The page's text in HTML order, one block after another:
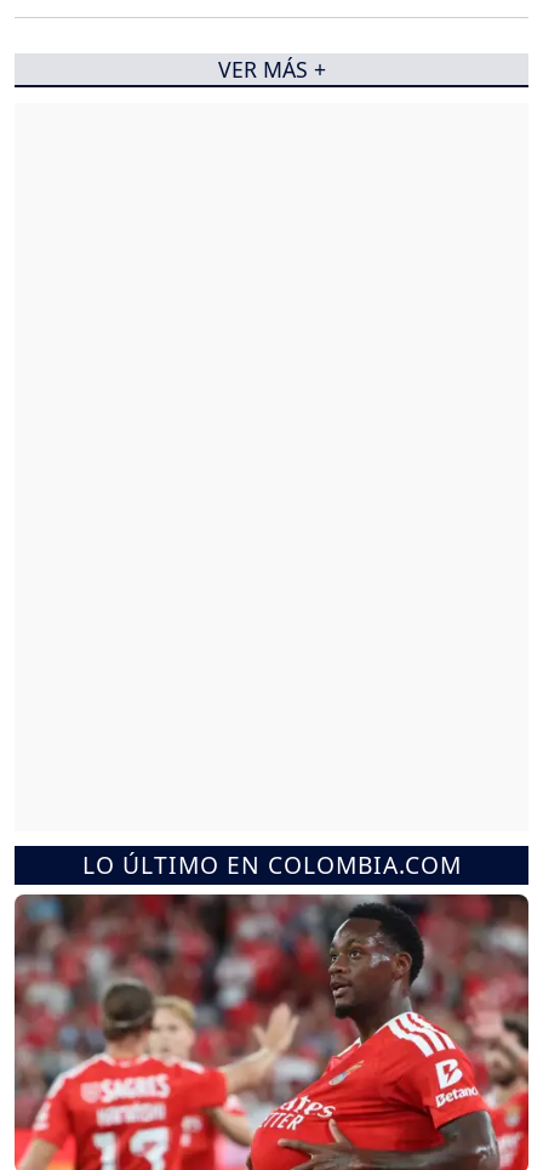
LO ÚLTIMO EN COLOMBIA.COM
VER MÁS +